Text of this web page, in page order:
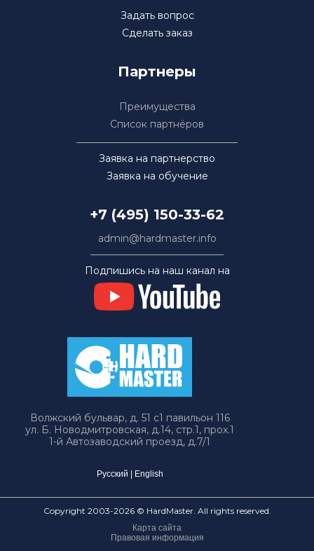
Задать вопрос
Сделать заказ
Партнеры
Преимущества
Список партнёров
Заявка на партнерство
Заявка на обучение
+7 (495) 150-33-62
admin@hardmaster.info
Подпишись на наш канал на
Волжский бульвар, д. 51 с1 павильон 116
ул. Б. Новодмитровская, д.14, стр.1, прох.1
1-й Автозаводский проезд, д.7/1
Русский English
Copyright 2003-2026 © HardMaster. All rights reserved.
Карта сайта
Правовая информация